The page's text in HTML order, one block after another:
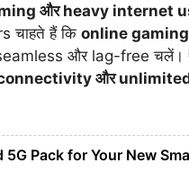
और heavy internet
चाहते हैं कि online
और lag-free चलें।
और
5G Pack for Your New